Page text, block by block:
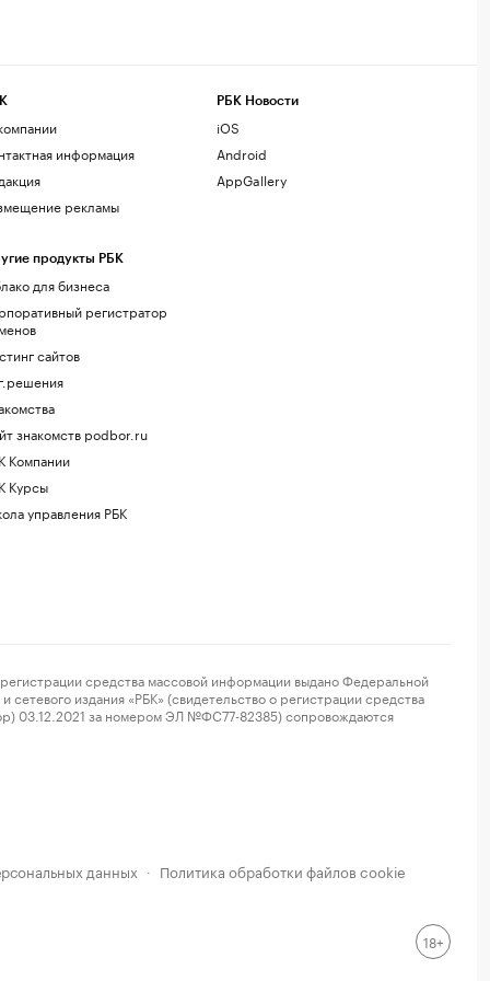
информация
рекламы
продукты РБК
для бизнеса
регистратор
сайтов
знакомств podbor.ru
Компании
Курсы
управления РБК
РБК Новости
iOS
Android
AppGallery
средства массовой информации выдано Федеральной
издания «РБК» (свидетельство о регистрации средства
03.12.2021 за номером ЭЛ №ФС77-82385) сопровождаются
данных · Политика обработки файлов cookie
18+